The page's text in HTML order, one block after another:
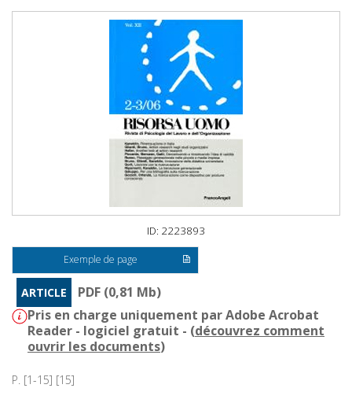
ID: 2223893
Exemple de page
ARTICLE
PDF (0,81 Mb)
Pris en charge uniquement par Adobe Acrobat
Reader - logiciel gratuit - (découvrez comment
ouvrir les documents)
P. [1-15] [15]